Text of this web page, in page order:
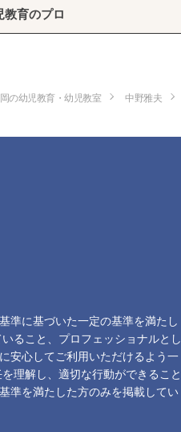
育のプロ
の幼児教育・幼児教室
中野雅夫
準に基づいた一定の基準を満たし
ること、プロフェッショナルとし
安心してご利用いただけるよう一
理解し、適切な行動ができること
準を満たした方のみを掲載してい